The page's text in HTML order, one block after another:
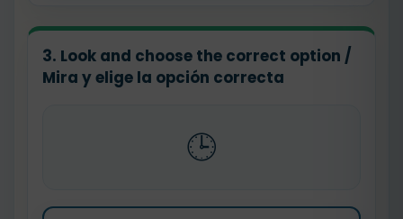
3. Look and choose the correct option /
Mira y elige la opción correcta
🕒